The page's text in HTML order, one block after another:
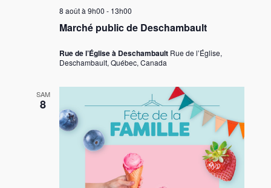
Marché public de Deschambault
8 août à 9h00 - 13h00
Rue de l’Église à Deschambault Rue de l’Église,
Deschambault, Québec, Canada
SAM
8